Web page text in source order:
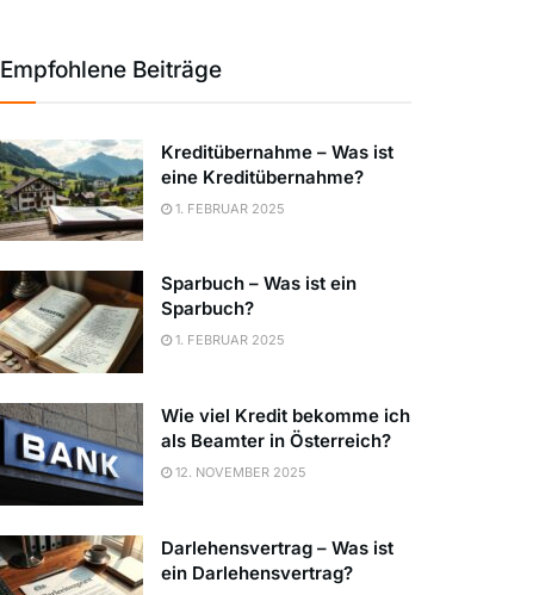
Empfohlene Beiträge
Kreditübernahme – Was ist
eine Kreditübernahme?
1. FEBRUAR 2025
Sparbuch – Was ist ein
Sparbuch?
1. FEBRUAR 2025
Wie viel Kredit bekomme ich
als Beamter in Österreich?
12. NOVEMBER 2025
Darlehensvertrag – Was ist
ein Darlehensvertrag?